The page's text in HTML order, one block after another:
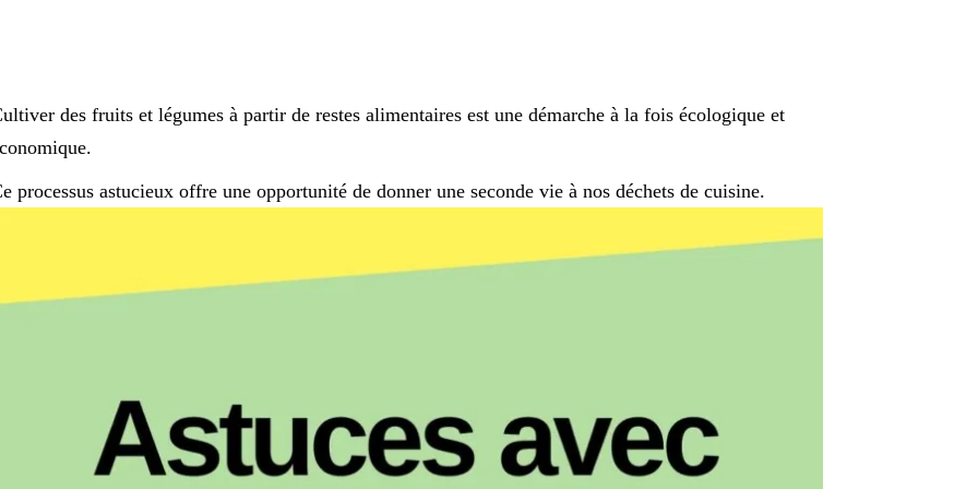
des fruits et légumes à partir de restes alimentaires est une démarche à la fois écologique et
processus astucieux offre une opportunité de donner une seconde vie à nos déchets de cuisine.